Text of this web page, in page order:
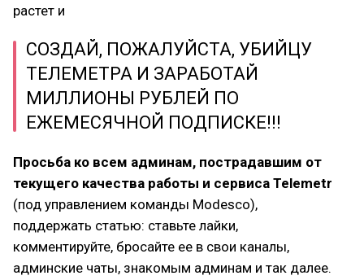
растет и
СОЗДАЙ, ПОЖАЛУЙСТА, УБИЙЦУ
ТЕЛЕМЕТРА И ЗАРАБОТАЙ
МИЛЛИОНЫ РУБЛЕЙ ПО
ЕЖЕМЕСЯЧНОЙ ПОДПИСКЕ!!!
Просьба ко всем админам, пострадавшим от
текущего качества работы и сервиса Telemetr
(под управлением команды Modesco),
поддержать статью: ставьте лайки,
комментируйте, бросайте ее в свои каналы,
админские чаты, знакомым админам и так далее.